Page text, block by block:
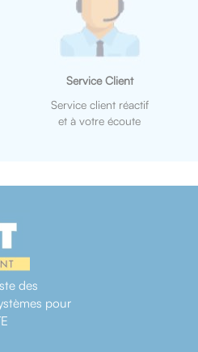
Service Client
Service client réactif
et à votre écoute
des
pour